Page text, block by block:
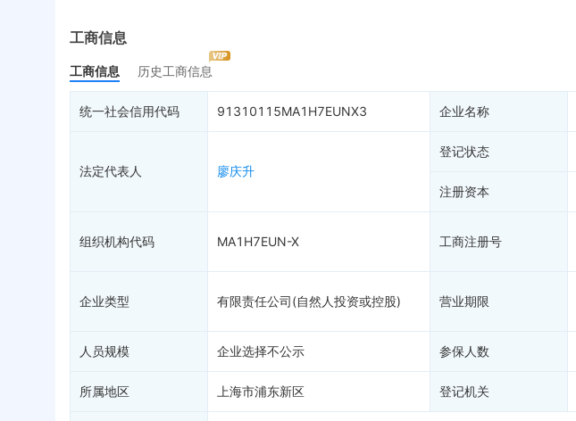
最终受益人
企业年报
10
工商自主公示
财务数据
终本案件
询价评估
司法协助
注销备案
工商信息
工商信息 历史工商信息
统一社会信用代码 91310115MA1H7EUNX3 企业名称
法定代表人 廖庆升
登记状态
注册资本
组织机构代码 MA1H7EUN-X 工商注册号
企业类型 有限责任公司(自然人投资或控股) 营业期限
人员规模 企业选择不公示 参保人数
所属地区 上海市浦东新区 登记机关